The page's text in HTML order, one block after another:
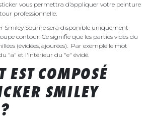
vous permettra d’appliquer votre peinture
professionnelle.
Smiley Sourire sera disponible uniquement
contour. Ce signifie que les parties vides du
(évidées, ajourées). Par exemple le mot
"a" et l'intérieur du "e" évidé.
EST COMPOSÉ
SMILEY